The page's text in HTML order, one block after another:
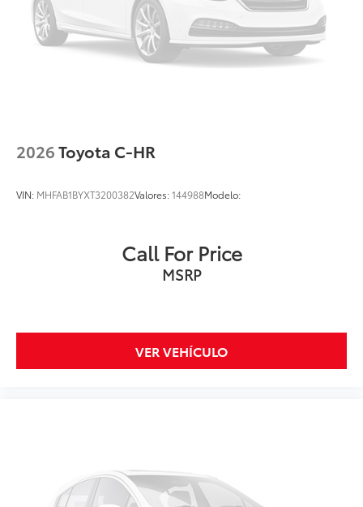
2026Toyota C-HR
VIN: MHFAB1BYXT3200382Valores:144988Modelo:
Call For Price
MSRP
VER VEHÍCULO